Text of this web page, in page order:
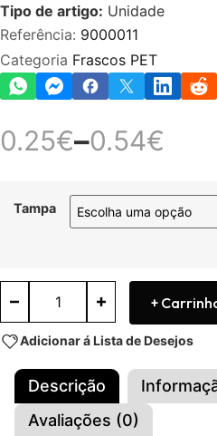
Tipo de artigo: Unidade
Referência: 9000011
Categoria Frascos PET
0.25€–0.54€
Tampa
+
Adicionar á Lista de Desejos
Descrição
Avaliações (0)